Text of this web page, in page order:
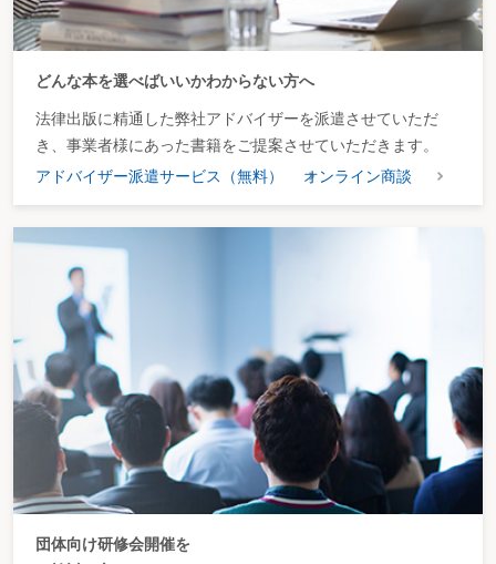
どんな本を選べばいいかわからない方へ
法律出版に精通した弊社アドバイザーを派遣させていただ
き、事業者様にあった書籍をご提案させていただきます。
アドバイザー派遣サービス（無料）
オンライン商談
団体向け研修会開催を